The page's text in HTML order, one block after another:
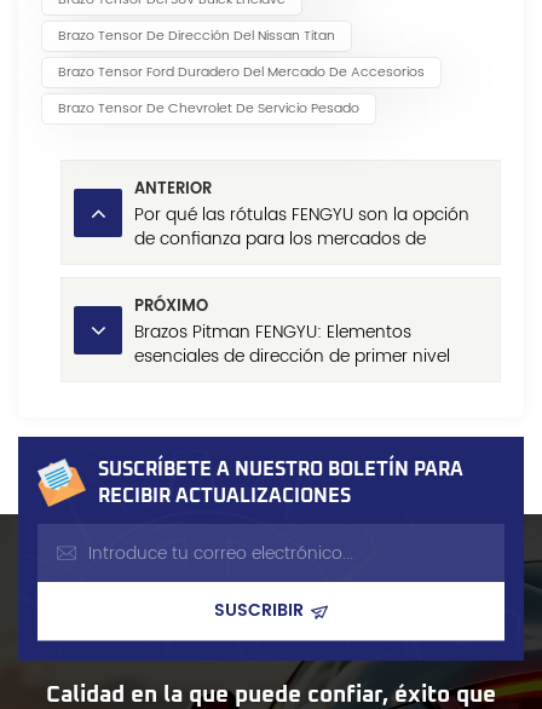
Brazo Tensor De Dirección Del Nissan Titan
Brazo Tensor Ford Duradero Del Mercado De Accesorios
Brazo Tensor De Chevrolet De Servicio Pesado
ANTERIOR
Por qué las rótulas FENGYU son la opción
de confianza para los mercados de
PRÓXIMO
Brazos Pitman FENGYU: Elementos
esenciales de dirección de primer nivel
SUSCRÍBETE A NUESTRO BOLETÍN PARA
RECIBIR ACTUALIZACIONES
Calidad en la que puede confiar, éxito que